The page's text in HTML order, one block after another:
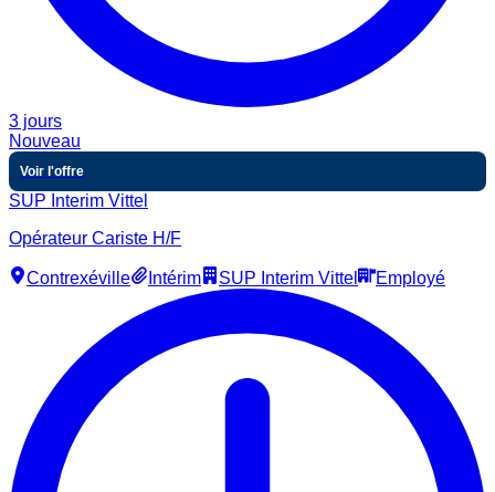
3 jours
Nouveau
Voir l'offre
SUP Interim Vittel
Opérateur Cariste H/F
Contrexéville Intérim SUP Interim Vittel Employé